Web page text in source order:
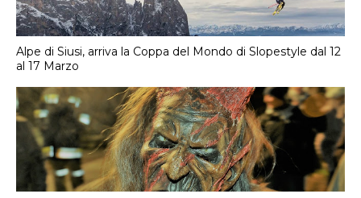
Alpe di Siusi, arriva la Coppa del Mondo di Slopestyle dal 12
al 17 Marzo